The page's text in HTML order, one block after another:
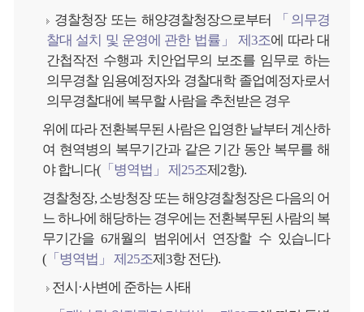
경찰청장 또는 해양경찰청장으로부터
「의무경
찰대 설치 및 운영에 관한 법률」 제3조에 따라 대
간첩작전 수행과 치안업무의 보조를 임무로 하는
의무경찰 임용예정자와 경찰대학 졸업예정자로서
의무경찰대에 복무할 사람을 추천받은 경우
위에 따라 전환복무된 사람은 입영한 날부터 계산하
여 현역병의 복무기간과 같은 기간 동안 복무를 해
야 합니다( 「병역법」 제25조제2항).
경찰청장, 소방청장 또는 해양경찰청장은 다음의 어
느 하나에 해당하는 경우에는 전환복무된 사람의 복
무기간을 6개월의 범위에서 연장할 수 있습니다
( 「병역법」 제25조제3항 전단).
전시·사변에 준하는 사태